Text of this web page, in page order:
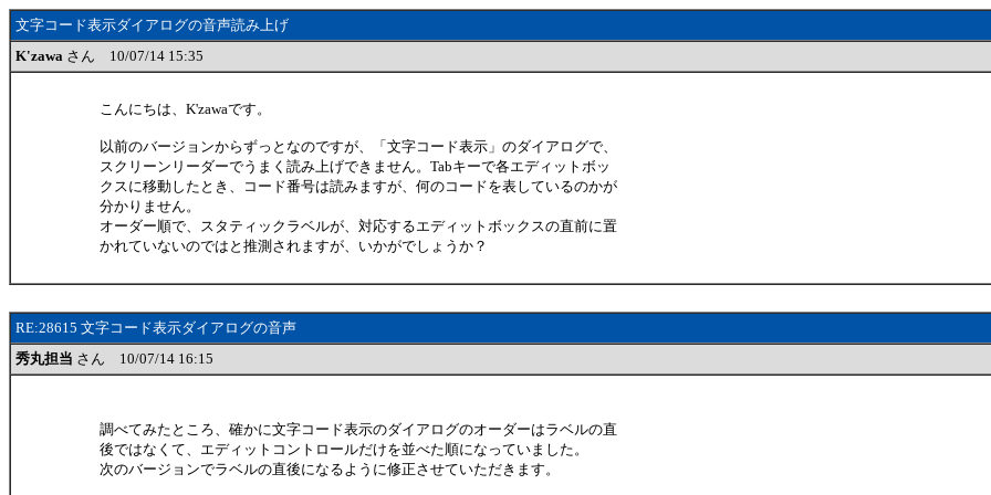
文字コード表示ダイアログの音声読み上げ
K'zawa さん 10/07/14 15:35
こんにちは、K'zawaです。
以前のバージョンからずっとなのですが、「文字コード表示」のダイアログで、
スクリーンリーダーでうまく読み上げできません。Tabキーで各エディットボッ
クスに移動したとき、コード番号は読みますが、何のコードを表しているのかが
分かりません。
オーダー順で、スタティックラベルが、対応するエディットボックスの直前に置
かれていないのではと推測されますが、いかがでしょうか？
RE:28615 文字コード表示ダイアログの音声
秀丸担当 さん 10/07/14 16:15
調べてみたところ、確かに文字コード表示のダイアログのオーダーはラベルの直
後ではなくて、エディットコントロールだけを並べた順になっていました。
次のバージョンでラベルの直後になるように修正させていただきます。